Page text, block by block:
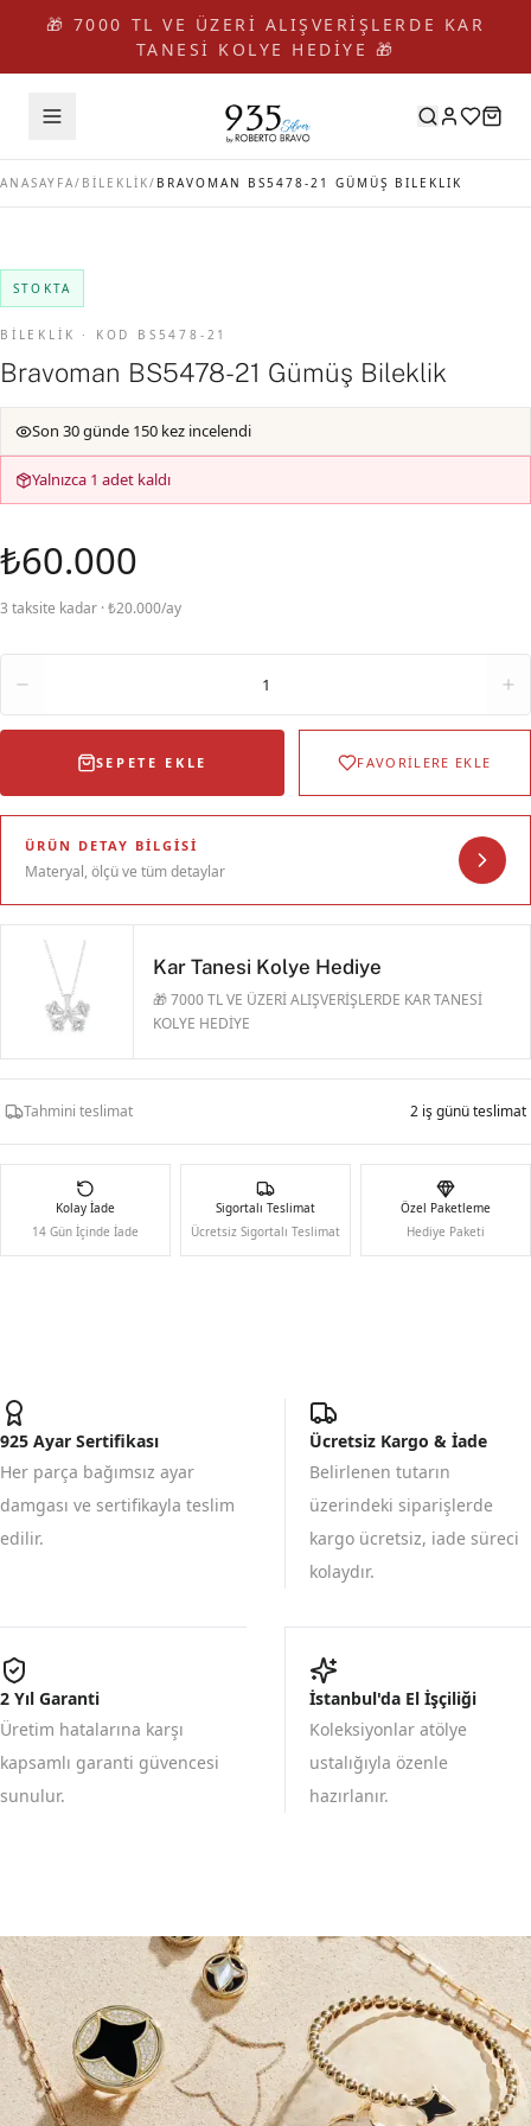
🎁 7000 TL VE ÜZERİ ALIŞVERİŞLERDE KAR
TANESİ KOLYE HEDİYE 🎁
ANASAYFA/ BİLEKLİK/ BRAVOMAN BS5478-21 GÜMÜŞ BILEKLIK
STOKTA
BİLEKLİK · KOD BS5478-21
Bravoman BS5478-21 Gümüş Bileklik
Son 30 günde 150 kez incelendi
Yalnızca 1 adet kaldı
₺60.000
3 taksite kadar · ₺20.000/ay
1
SEPETE EKLE FAVORİLERE EKLE
ÜRÜN DETAY BILGISI
Materyal, ölçü ve tüm detaylar
Kar Tanesi Kolye Hediye
🎁 7000 TL VE ÜZERİ ALIŞVERİŞLERDE KAR TANESİ
KOLYE HEDİYE
Tahmini teslimat 2 iş günü teslimat
Kolay İade
14 Gün İçinde İade
Sigortalı Teslimat
Ücretsiz Sigortalı Teslimat
Özel Paketleme
Hediye Paketi
925 Ayar Sertifikası
Her parça bağımsız ayar
damgası ve sertifikayla teslim
edilir.
Ücretsiz Kargo & İade
Belirlenen tutarın
üzerindeki siparişlerde
kargo ücretsiz, iade süreci
kolaydır.
2 Yıl Garanti
Üretim hatalarına karşı
kapsamlı garanti güvencesi
sunulur.
İstanbul'da El İşçiliği
Koleksiyonlar atölye
ustalığıyla özenle
hazırlanır.